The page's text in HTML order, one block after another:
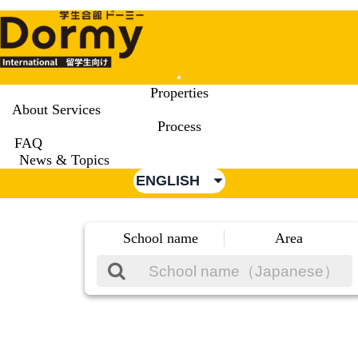
Mobile
Menu
Properties
About Services
Process
FAQ
News & Topics
ENGLISH
School name Area